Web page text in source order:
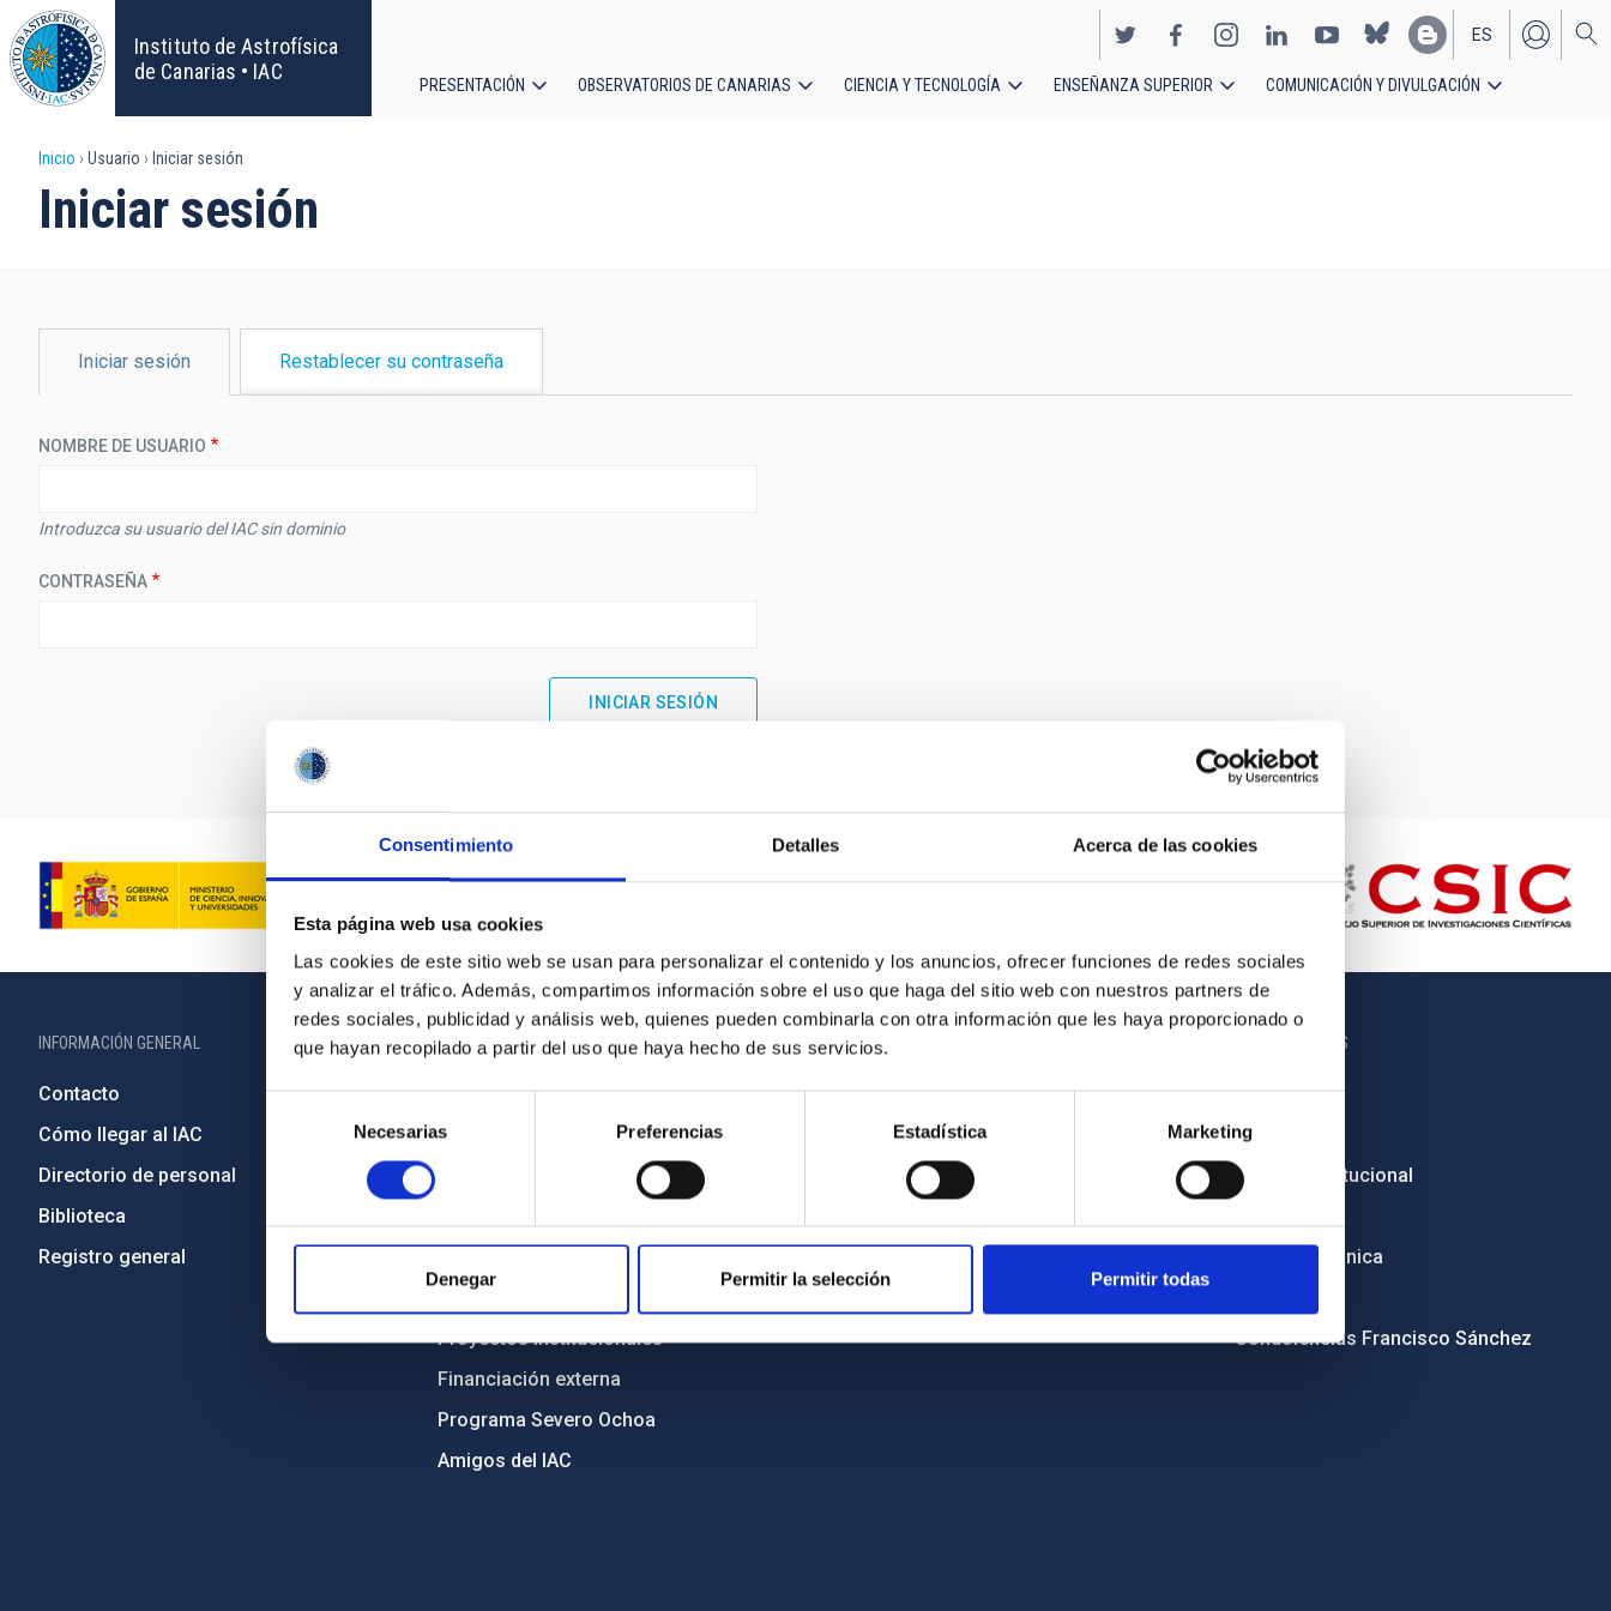
Consentimiento Detalles Acerca de las cookies
Esta página web usa cookies
Las cookies de este sitio web se usan para personalizar el contenido y los anuncios, ofrecer funciones de redes sociales
y analizar el tráfico. Además, compartimos información sobre el uso que haga del sitio web con nuestros partners de
redes sociales, publicidad y análisis web, quienes pueden combinarla con otra información que les haya proporcionado o
que hayan recopilado a partir del uso que haya hecho de sus servicios.
consentimiento
Necesarias Preferencias Estadística Marketing
Denegar Permitir la selección Permitir todas
Pasar
al
contenido
principal
Instituto de Astrofísica
de Canarias • IAC
EN
ES
PRESENTACIÓN OBSERVATORIOS DE CANARIAS CIENCIA Y TECNOLOGÍA ENSEÑANZA SUPERIOR COMUNICACIÓN Y DIVULGACIÓN
Sobrescribir
enlaces
ayuda
a
la
Inicio Usuario Iniciar sesión
Iniciar sesión
PRINCIPALES
Iniciar sesión Restablecer su contraseña
NOMBRE DE USUARIO
Introduzca su usuario del IAC sin dominio
CONTRASEÑA
INFORMACIÓN GENERAL
Contacto
Cómo llegar al IAC
Directorio de personal
Biblioteca
Registro general
INFORMACIÓN INSTITUCIONAL
Legislación
Transparencia
Código ético y política antifraude
Medio Ambiente y Sostenibilidad
Proyectos institucionales
Financiación externa
Programa Severo Ochoa
Amigos del IAC
PORTAL DEL IAC
Mapa web
Políticas de privacidad
Aviso legal
OTROS ENLACES
Empleo
Licitaciones
Imagen institucional
Sede electrónica
Condolencias Francisco Sánchez